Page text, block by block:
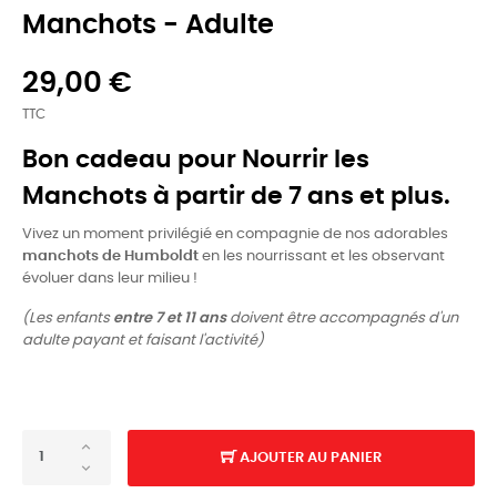
Manchots - Adulte
29,00 €
TTC
Bon cadeau pour Nourrir les
Manchots à partir de 7 ans et plus.
Vivez un moment privilégié en compagnie de nos adorables
manchots de Humboldt en les nourrissant et les observant
évoluer dans leur milieu !
(Les enfants entre 7 et 11 ansdoivent être accompagnés d'un
adulte payant et faisant l'activité)
AJOUTER AU PANIER